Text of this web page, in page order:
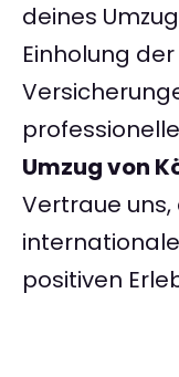
deines
Einholung
Umzug von
Vertraue
positiven